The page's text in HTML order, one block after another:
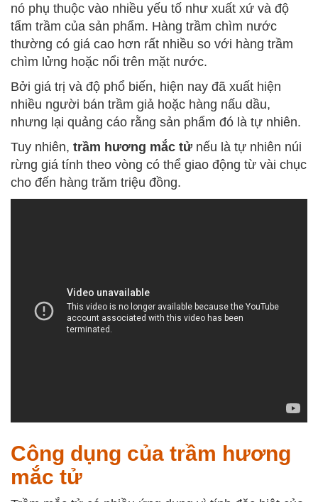
nó phụ thuộc vào nhiều yếu tố như xuất xứ và độ
tẩm trầm của sản phẩm. Hàng trầm chìm nước
thường có giá cao hơn rất nhiều so với hàng trầm
chìm lửng hoặc nổi trên mặt nước.
Bởi giá trị và độ phổ biến, hiện nay đã xuất hiện
nhiều người bán trầm giả hoặc hàng nấu dầu,
nhưng lại quảng cáo rằng sản phẩm đó là tự nhiên.
Tuy nhiên, trầm hương mắc tử nếu là tự nhiên núi
rừng giá tính theo vòng có thể giao động từ vài chục
cho đến hàng trăm triệu đồng.
Công dụng của trầm hương
mắc tử